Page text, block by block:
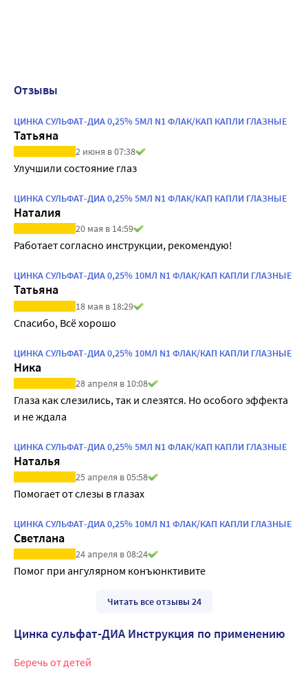
Отзывы
ЦИНКА СУЛЬФАТ-ДИА 0,25% 5МЛ N1 ФЛАК/КАП КАПЛИ ГЛАЗНЫЕ
Татьяна
2 июня в 07:38
Улучшили состояние глаз
ЦИНКА СУЛЬФАТ-ДИА 0,25% 5МЛ N1 ФЛАК/КАП КАПЛИ ГЛАЗНЫЕ
Наталия
20 мая в 14:59
Работает согласно инструкции, рекомендую!
ЦИНКА СУЛЬФАТ-ДИА 0,25% 10МЛ N1 ФЛАК/КАП КАПЛИ ГЛАЗНЫЕ
Татьяна
18 мая в 18:29
Спасибо, Всё хорошо
ЦИНКА СУЛЬФАТ-ДИА 0,25% 10МЛ N1 ФЛАК/КАП КАПЛИ ГЛАЗНЫЕ
Ника
28 апреля в 10:08
Глаза как слезились, так и слезятся. Но особого эффекта
и не ждала
ЦИНКА СУЛЬФАТ-ДИА 0,25% 5МЛ N1 ФЛАК/КАП КАПЛИ ГЛАЗНЫЕ
Наталья
25 апреля в 05:58
Помогает от слезы в глазах
ЦИНКА СУЛЬФАТ-ДИА 0,25% 10МЛ N1 ФЛАК/КАП КАПЛИ ГЛАЗНЫЕ
Светлана
24 апреля в 08:24
Помог при ангулярном конъюнктивите
Читать все отзывы 24
Цинка сульфат-ДИА Инструкция по применению
Беречь от детей